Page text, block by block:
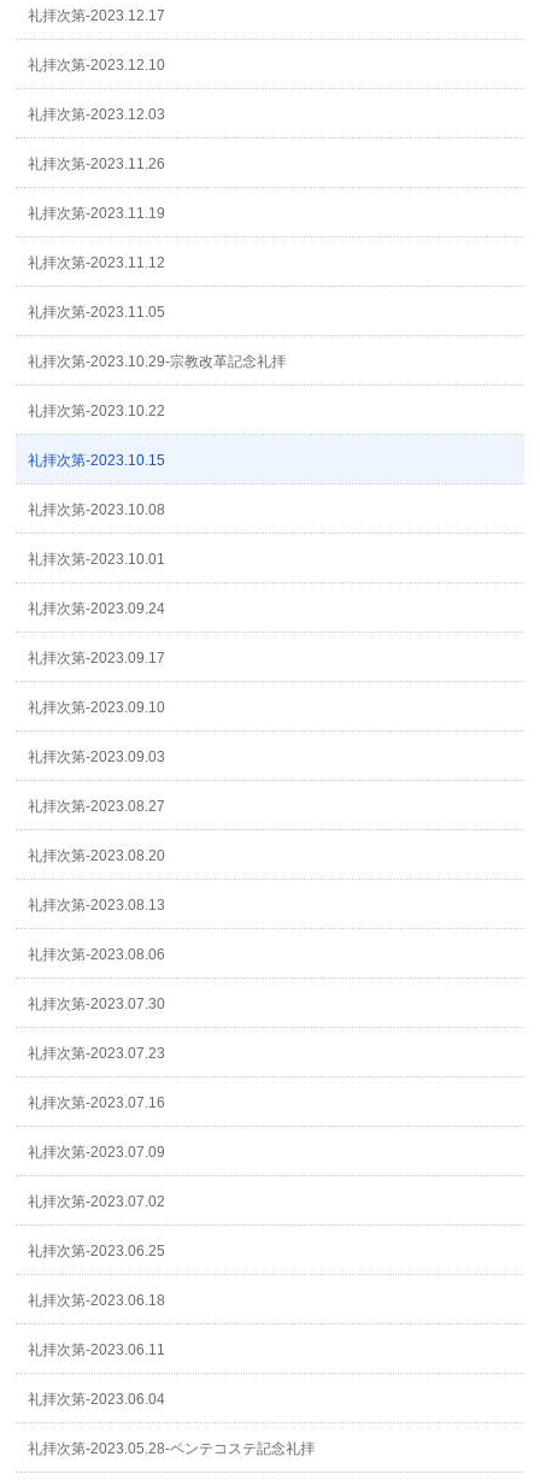
礼拝次第-2023.12.17
礼拝次第-2023.12.10
礼拝次第-2023.12.03
礼拝次第-2023.11.26
礼拝次第-2023.11.19
礼拝次第-2023.11.12
礼拝次第-2023.11.05
礼拝次第-2023.10.29-宗教改革記念礼拝
礼拝次第-2023.10.22
礼拝次第-2023.10.15
礼拝次第-2023.10.08
礼拝次第-2023.10.01
礼拝次第-2023.09.24
礼拝次第-2023.09.17
礼拝次第-2023.09.10
礼拝次第-2023.09.03
礼拝次第-2023.08.27
礼拝次第-2023.08.20
礼拝次第-2023.08.13
礼拝次第-2023.08.06
礼拝次第-2023.07.30
礼拝次第-2023.07.23
礼拝次第-2023.07.16
礼拝次第-2023.07.09
礼拝次第-2023.07.02
礼拝次第-2023.06.25
礼拝次第-2023.06.18
礼拝次第-2023.06.11
礼拝次第-2023.06.04
礼拝次第-2023.05.28-ペンテコステ記念礼拝